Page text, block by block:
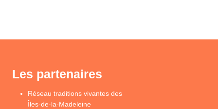
Les partenaires
Réseau traditions vivantes des
Îles-de-la-Madeleine